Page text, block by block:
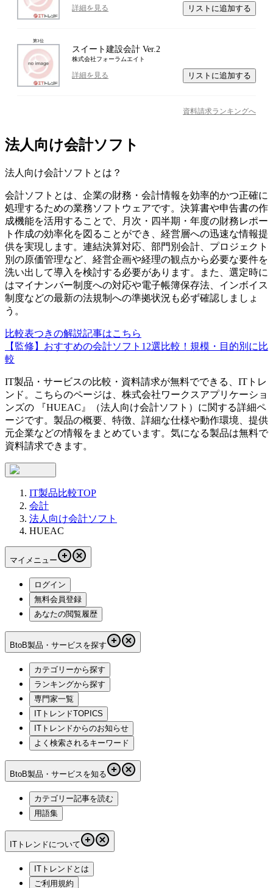
詳細を見る リストに追加する
第3位
スイート建設会計 Ver.2
株式会社フォーラムエイト
詳細を見る リストに追加する
資料請求ランキングへ
法人向け会計ソフト
法人向け会計ソフト とは？
会計ソフトとは、企業の財務・会計情報を効率的かつ正確に
処理するための業務ソフトウェアです。決算書や申告書の作
成機能を活用することで、月次・四半期・年度の財務レポー
ト作成の効率化を図ることができ、経営層への迅速な情報提
供を実現します。連結決算対応、部門別会計、プロジェクト
別の原価管理など、経営企画や経理の観点から必要な要件を
洗い出して導入を検討する必要があります。また、選定時に
はマイナンバー制度への対応や電子帳簿保存法、インボイス
制度などの最新の法規制への準拠状況も必ず確認しましょ
う。
比較表つきの解説記事はこちら
【監修】おすすめの会計ソフト12選比較！規模・目的別に比
較
IT製品・サービスの比較・資料請求が無料でできる、ITトレ
ンド。こちらのページは、 株式会社ワークスアプリケーショ
ンズの 『HUEAC 』（法人向け会計ソフト ）に関する詳細ペ
ージです。製品の概要、特徴、詳細な仕様や動作環境、提供
元企業などの情報をまとめています。気になる製品は無料で
資料請求できます。
IT製品比較TOP
会計
法人向け会計ソフト
HUEAC
マイメニュー
ログイン
無料会員登録
あなたの閲覧履歴
BtoB製品・サービスを探す
カテゴリーから探す
ランキングから探す
専門家一覧
ITトレンドTOPICS
ITトレンドからのお知らせ
よく検索されるキーワード
BtoB製品・サービスを知る
カテゴリー記事を読む
用語集
ITトレンドについて
ITトレンドとは
ご利用規約